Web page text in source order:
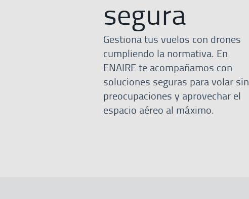
segura
Gestiona tus vuelos con drones
cumpliendo la normativa. En
ENAIRE te acompañamos con
soluciones seguras para volar sin
preocupaciones y aprovechar el
espacio aéreo al máximo.